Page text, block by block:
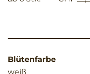
Blütenfarbe
weiß